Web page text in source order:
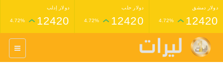
دولار دمشق
12420
4.72%
دولار حلب
12420
4.72%
دولار إدلب
12420
4.72%
غرام عيار 24 ذهب
1,398,000
4.33%
1,227,000